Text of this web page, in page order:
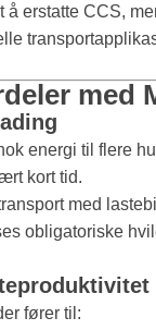
å erstatte CCS,
med
energi til flere
kort tid.
med
obligatoriske
fører til: